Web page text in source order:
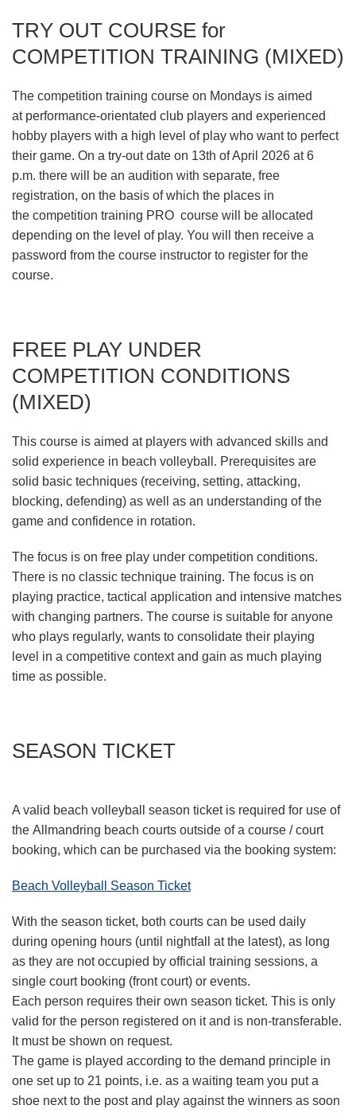
TRY OUT COURSE for
COMPETITION TRAINING (MIXED)
The competition training course on Mondays is aimed
at performance-orientated club players and experienced
hobby players with a high level of play who want to perfect
their game. On a try-out date on 13th of April 2026 at 6
p.m. there will be an audition with separate, free
registration, on the basis of which the places in
the competition training PRO course will be allocated
depending on the level of play. You will then receive a
password from the course instructor to register for the
course.
FREE PLAY UNDER
COMPETITION CONDITIONS
(MIXED)
This course is aimed at players with advanced skills and
solid experience in beach volleyball. Prerequisites are
solid basic techniques (receiving, setting, attacking,
blocking, defending) as well as an understanding of the
game and confidence in rotation.
The focus is on free play under competition conditions.
There is no classic technique training. The focus is on
playing practice, tactical application and intensive matches
with changing partners. The course is suitable for anyone
who plays regularly, wants to consolidate their playing
level in a competitive context and gain as much playing
time as possible.
SEASON TICKET
A valid beach volleyball season ticket is required for use of
the Allmandring beach courts outside of a course / court
booking, which can be purchased via the booking system:
Beach Volleyball Season Ticket
With the season ticket, both courts can be used daily
during opening hours (until nightfall at the latest), as long
as they are not occupied by official training sessions, a
single court booking (front court) or events.
Each person requires their own season ticket. This is only
valid for the person registered on it and is non-transferable.
It must be shown on request.
The game is played according to the demand principle in
one set up to 21 points, i.e. as a waiting team you put a
shoe next to the post and play against the winners as soon